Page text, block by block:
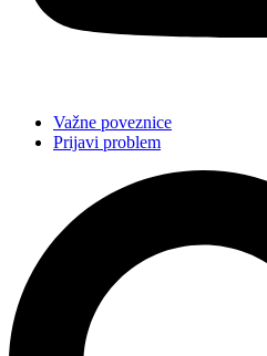
Važne poveznice
Prijavi problem